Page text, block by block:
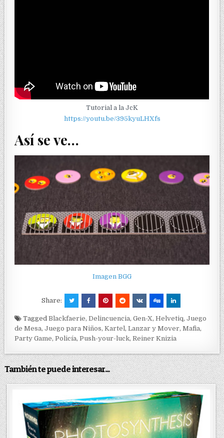
Tutorial a la JcK
https://youtu.be/395kyuLHXfs
Así se ve…
Imagen BGG
Share:
TaggedBlackfaerie,Delincuencia,Gen-X,Helvetiq,Juego
de Mesa,Juego para Niños,Kartel,Lanzar y Mover,Mafia,
Party Game,Policía,Push-your-luck,Reiner Knizia
También te puede interesar...